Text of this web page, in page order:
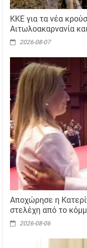
ΚΚΕ για τα νέα
Αιτωλοακαρνανία
2026-08-07
Αποχώρησε η
στελέχη από το
2026-08-06